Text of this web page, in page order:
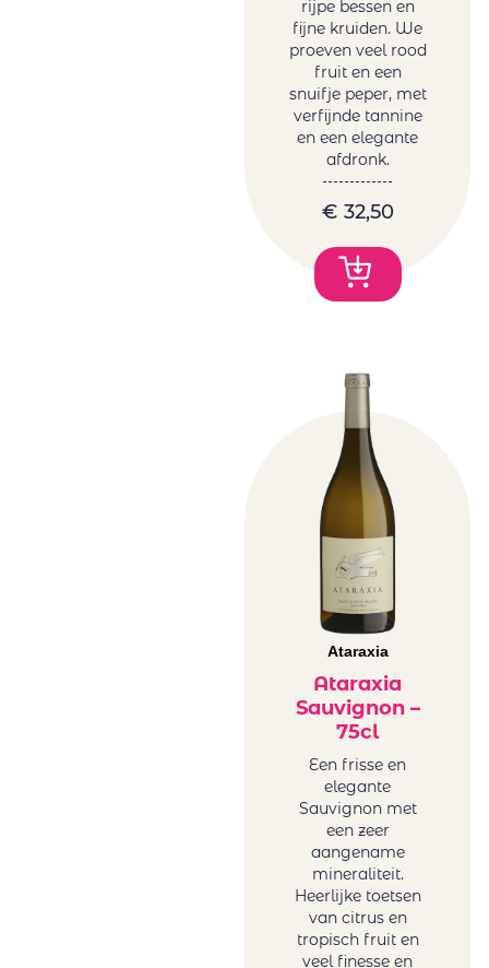
rijpe bessen en
fijne kruiden. We
proeven veel rood
fruit en een
snuifje peper, met
verfijnde tannine
en een elegante
afdronk.
€ 32,50
Ataraxia
Ataraxia
Sauvignon –
75cl
Een frisse en
elegante
Sauvignon met
een zeer
aangename
mineraliteit.
Heerlijke toetsen
van citrus en
tropisch fruit en
veel finesse en